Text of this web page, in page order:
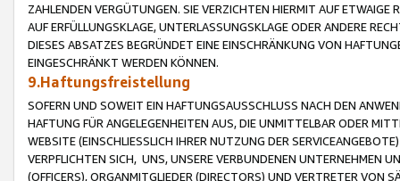
ZAHLENDEN VERGÜTUNGEN. SIE VERZICHTEN HIERMIT AUF
AUF ERFÜLLUNGSKLAGE, UNTERLASSUNGSKLAGE ODER ANDERE
DIESES ABSATZES BEGRÜNDET EINE EINSCHRÄNKUNG VON
EINGESCHRÄNKT WERDEN KÖNNEN.
9.Haftungsfreistellung
SOFERN UND SOWEIT EIN HAFTUNGSAUSSCHLUSS NACH DEN
HAFTUNG FÜR ANGELEGENHEITEN AUS, DIE UNMITTELBAR ODER
WEBSITE (EINSCHLIESSLICH IHRER NUTZUNG DER
VERPFLICHTEN SICH, UNS, UNSERE VERBUNDENEN UNTERNEHMEN
(OFFICERS), ORGANMITGLIEDER (DIRECTORS) UND VERTRETER VON